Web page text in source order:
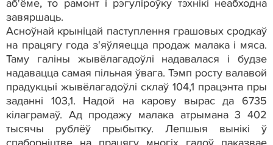
аб'ёме, то рамонт і рэгуліроўку тэхнікі неабходна
завяршаць.
Асноўнай крыніцай паступлення грашовых сродкаў
на працягу года з'яўляецца продаж малака і мяса.
Таму галіны жывёлагадоўлі надавалася і будзе
надавацца самая пільная ўвага. Тэмп росту валавой
прадукцыі жывёлагадоўлі склаў 104,1 працэнта пры
заданні 103,1. Надой на карову вырас да 6735
кілаграмаў. Ад продажу малака атрымана 3 402
тысячы рублёў прыбытку. Лепшыя вынікі ў